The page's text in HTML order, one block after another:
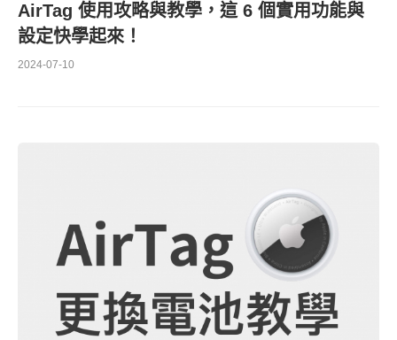
AirTag 使用攻略與教學，這 6 個實用功能與
設定快學起來！
2024-07-10